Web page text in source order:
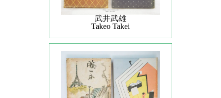
武井武雄
Takeo Takei